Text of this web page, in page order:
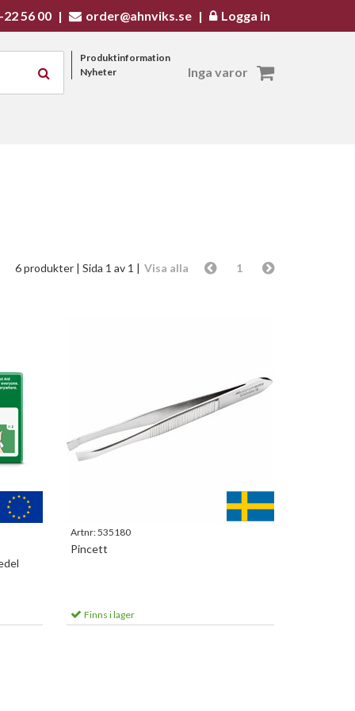
1
Visa alla
6 produkter | Sida 1 av 1 |
Artnr:535180
Pincett
Finns i lager
56 00 | order@ahnviks.se | Logga in
Produktinformation
Nyheter
Inga varor